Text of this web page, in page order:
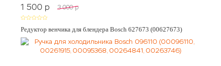
1 500 p 3 000 p
Редуктор венчика для блендера Bosch 627673 (00627673)